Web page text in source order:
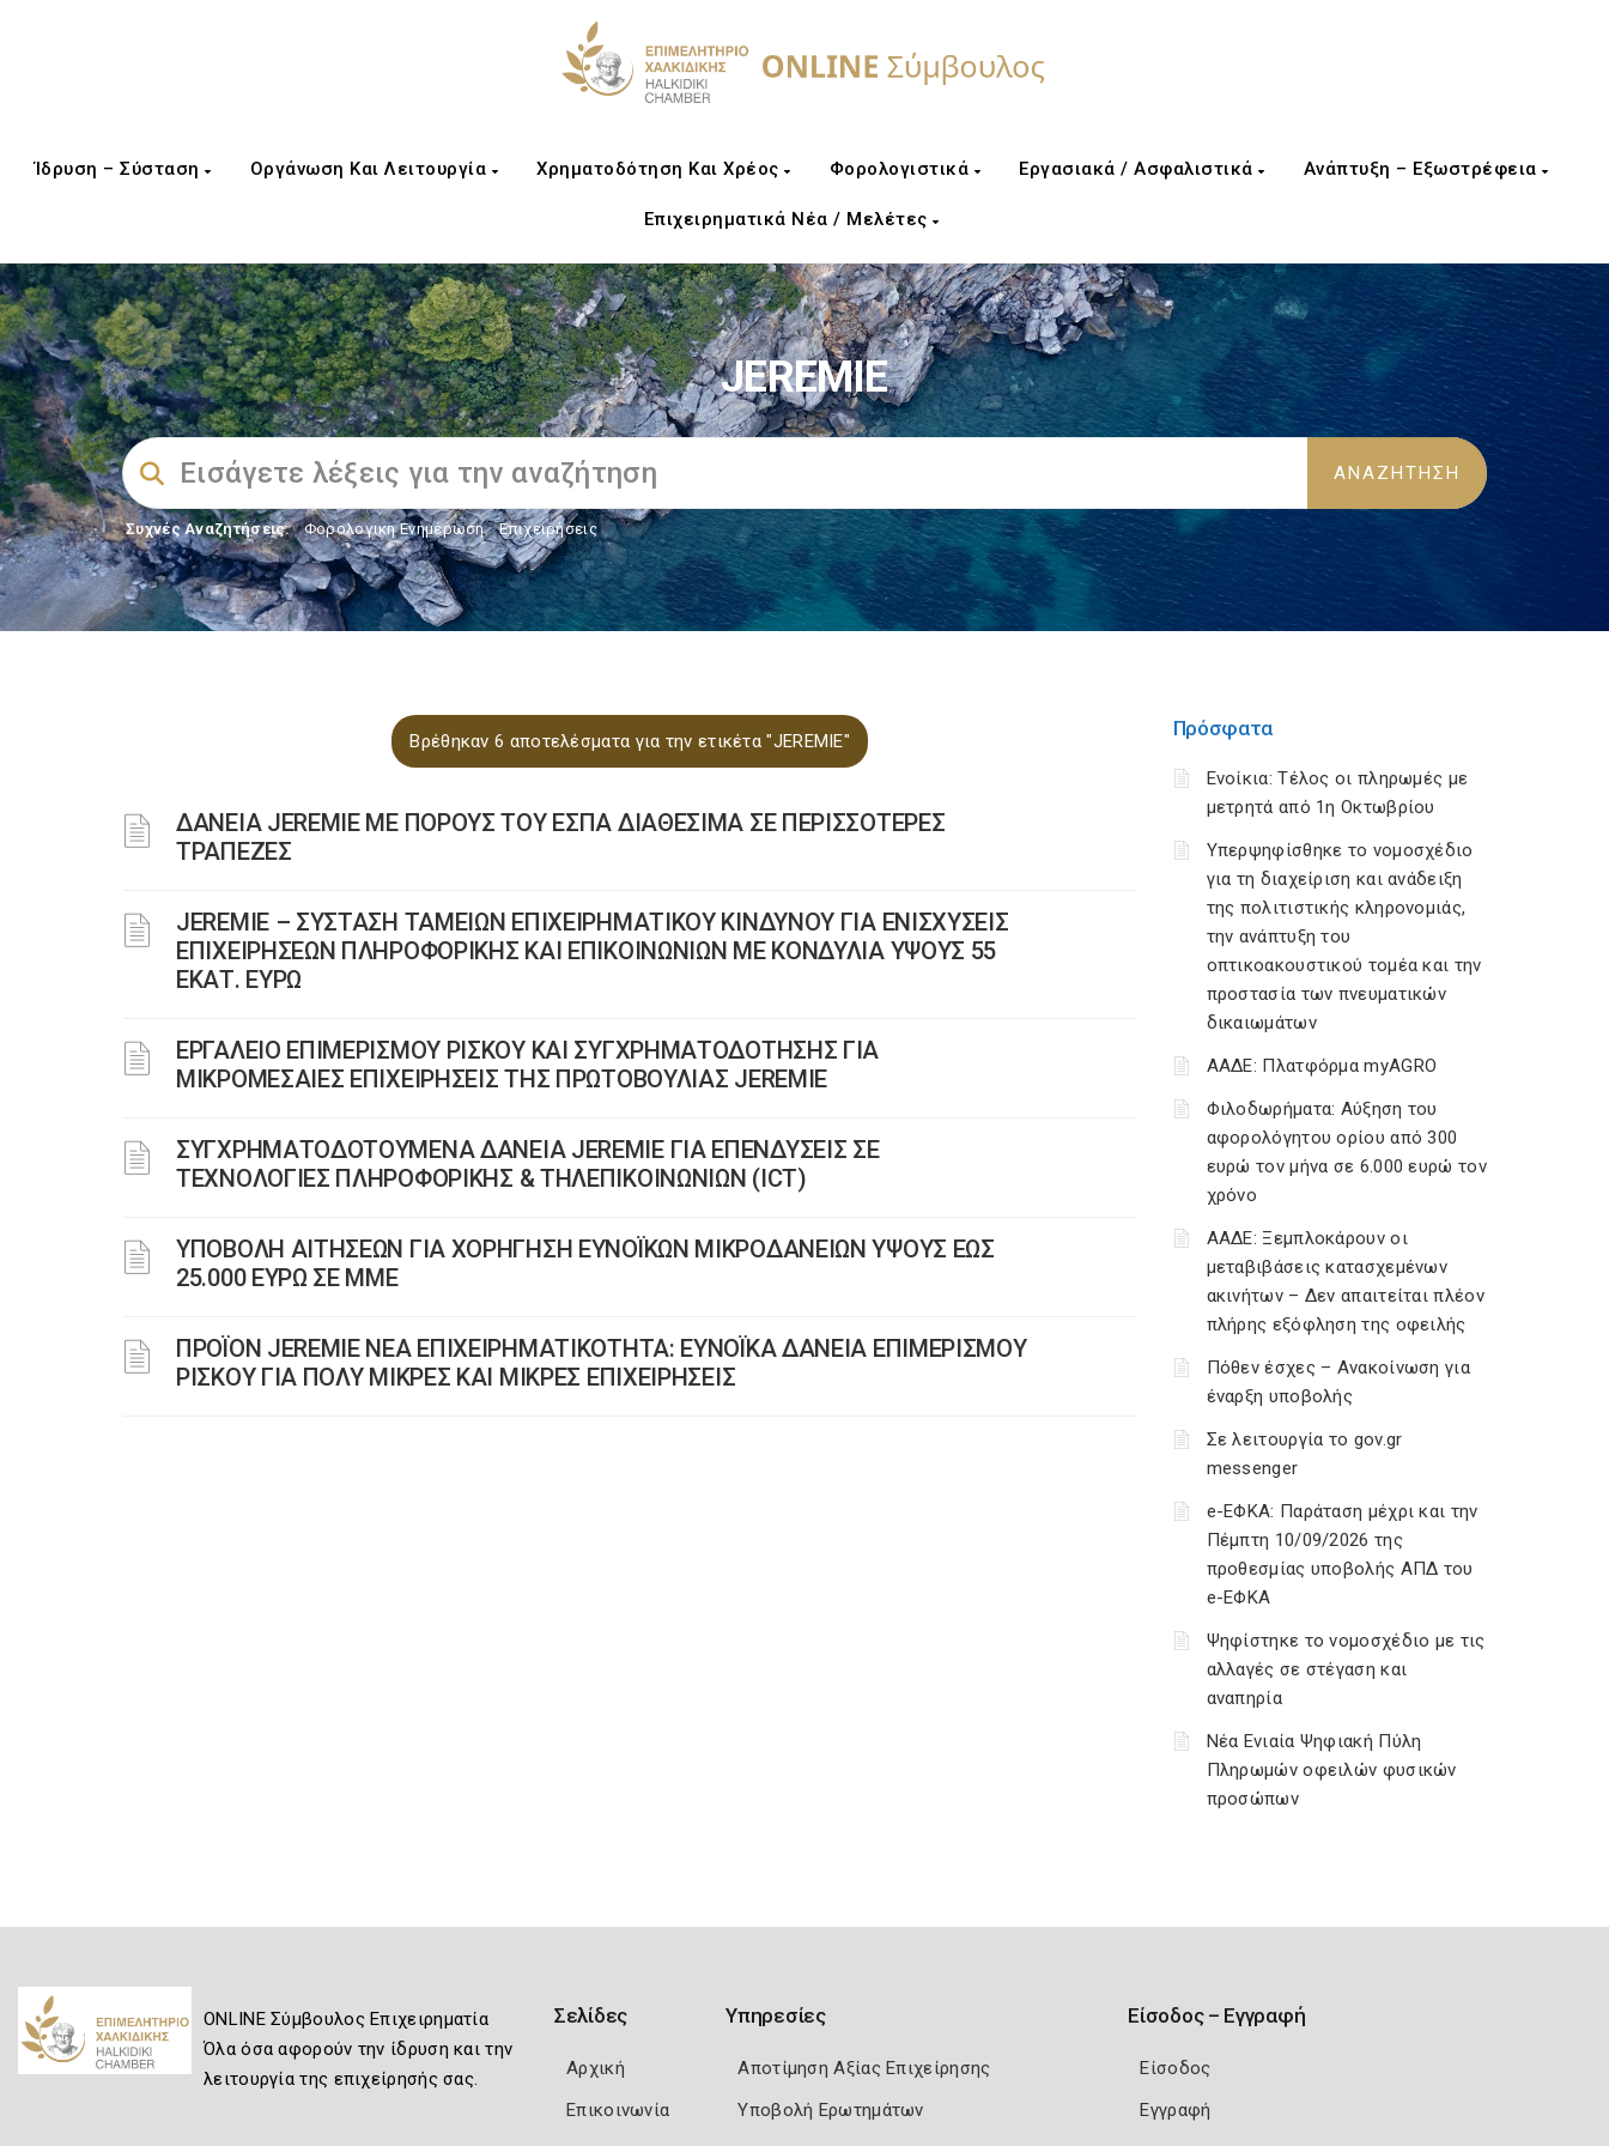
Ίδρυση – Σύσταση Οργάνωση Και Λειτουργία Χρηματοδότηση Και Χρέος Φορολογιστικά Εργασιακά / Ασφαλιστικά Ανάπτυξη – Εξωστρέφεια
Επιχειρηματικά Νέα / Μελέτες
JEREMIE
Συχνές Αναζητήσεις: Φορολογικη Ενημέρωση, Επιχειρήσεις
Βρέθηκαν 6 αποτελέσματα για την ετικέτα "JEREMIE"
ΔΑΝΕΙΑ JEREMIE ΜΕ ΠΟΡΟΥΣ ΤΟΥ ΕΣΠΑ ΔΙΑΘΕΣΙΜΑ ΣΕ ΠΕΡΙΣΣΟΤΕΡΕΣ
ΤΡΑΠΕΖΕΣ
JEREMIE – ΣΥΣΤΑΣΗ ΤΑΜΕΙΩΝ ΕΠΙΧΕΙΡΗΜΑΤΙΚΟΥ ΚΙΝΔΥΝΟΥ ΓΙΑ ΕΝΙΣΧΥΣΕΙΣ
ΕΠΙΧΕΙΡΗΣΕΩΝ ΠΛΗΡΟΦΟΡΙΚΗΣ ΚΑΙ ΕΠΙΚΟΙΝΩΝΙΩΝ ΜΕ ΚΟΝΔΥΛΙΑ ΥΨΟΥΣ 55
ΕΚΑΤ. ΕΥΡΩ
ΕΡΓΑΛΕΙΟ ΕΠΙΜΕΡΙΣΜΟΥ ΡΙΣΚΟΥ ΚΑΙ ΣΥΓΧΡΗΜΑΤΟΔΟΤΗΣΗΣ ΓΙΑ
ΜΙΚΡΟΜΕΣΑΙΕΣ ΕΠΙΧΕΙΡΗΣΕΙΣ ΤΗΣ ΠΡΩΤΟΒΟΥΛΙΑΣ JEREMIE
ΣΥΓΧΡΗΜΑΤΟΔΟΤΟΥΜΕΝΑ ΔΑΝΕΙΑ JEREMIE ΓΙΑ ΕΠΕΝΔΥΣΕΙΣ ΣΕ
TΕΧΝΟΛΟΓΙΕΣ ΠΛΗΡΟΦΟΡΙΚΗΣ & ΤΗΛΕΠΙΚΟΙΝΩΝΙΩΝ (ICT)
ΥΠΟΒΟΛΗ ΑΙΤΗΣΕΩΝ ΓΙΑ ΧΟΡΗΓΗΣΗ ΕΥΝΟΪΚΩΝ ΜΙΚΡΟΔΑΝΕΙΩΝ ΥΨΟΥΣ ΕΩΣ
25.000 ΕΥΡΩ ΣΕ ΜΜΕ
ΠΡΟΪΟΝ JEREMIE ΝΕΑ ΕΠΙΧΕΙΡΗΜΑΤΙΚΟΤΗΤΑ: ΕΥΝΟΪΚΑ ΔΑΝΕΙΑ ΕΠΙΜΕΡΙΣΜΟΥ
ΡΙΣΚΟΥ ΓΙΑ ΠΟΛΥ ΜΙΚΡΕΣ ΚΑΙ ΜΙΚΡΕΣ ΕΠΙΧΕΙΡΗΣΕΙΣ
Πρόσφατα
Ενοίκια: Τέλος οι πληρωμές με
μετρητά από 1η Οκτωβρίου
Υπερψηφίσθηκε το νομοσχέδιο
για τη διαχείριση και ανάδειξη
της πολιτιστικής κληρονομιάς,
την ανάπτυξη του
οπτικοακουστικού τομέα και την
προστασία των πνευματικών
δικαιωμάτων
ΑΑΔΕ: Πλατφόρμα myAGRO
Φιλοδωρήματα: Αύξηση του
αφορολόγητου ορίου από 300
ευρώ τον μήνα σε 6.000 ευρώ τον
χρόνο
ΑΑΔΕ: Ξεμπλοκάρουν οι
μεταβιβάσεις κατασχεμένων
ακινήτων – Δεν απαιτείται πλέον
πλήρης εξόφληση της οφειλής
Πόθεν έσχες – Ανακοίνωση για
έναρξη υποβολής
Σε λειτουργία το gov.gr
messenger
e-ΕΦΚΑ: Παράταση μέχρι και την
Πέμπτη 10/09/2026 της
προθεσμίας υποβολής ΑΠΔ του
e-ΕΦΚΑ
Ψηφίστηκε το νομοσχέδιο με τις
αλλαγές σε στέγαση και
αναπηρία
Νέα Ενιαία Ψηφιακή Πύλη
Πληρωμών οφειλών φυσικών
προσώπων
ONLINE Σύμβουλος Επιχειρηματία
Όλα όσα αφορούν την ίδρυση και την
λειτουργία της επιχείρησής σας.
Σελίδες
Αρχική
Επικοινωνία
Υπηρεσίες
Αποτίμηση Αξίας Επιχείρησης
Υποβολή Ερωτημάτων
Είσοδος – Εγγραφή
Είσοδος
Εγγραφή